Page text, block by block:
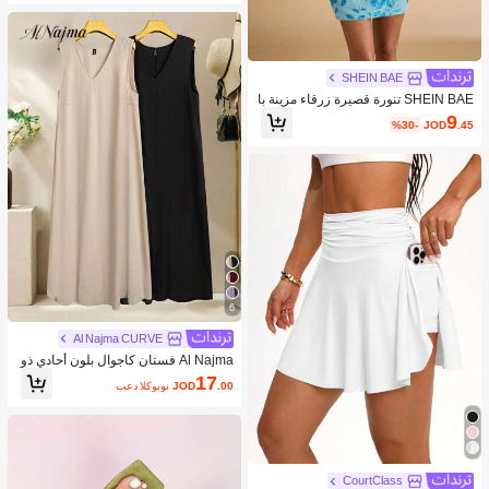
SHEIN BAE
SHEIN BAE تنورة قصيرة زرقاء مزينة با
لترتر والتطريز للنساء، صيفية
JOD9.45
%30-
CourtClass
جال باللون الرمادي مع رباط، بنطلون بلي
سيه بدلة للرجال، بنطلون بليسيه للرجا
ل، هدايا للأصدقاء والزوج، طراز كاجوال
وبسيط، طراز حضري ناضج، طراز جنتلما
ن بريطاني
6
Al Najma CURVE
Al Najma فستان كاجوال بلون أحادي ذو
ياقة على شكل حرف V لحجم كبير للنسا
ء
JOD17 .00 بعد الكوبون